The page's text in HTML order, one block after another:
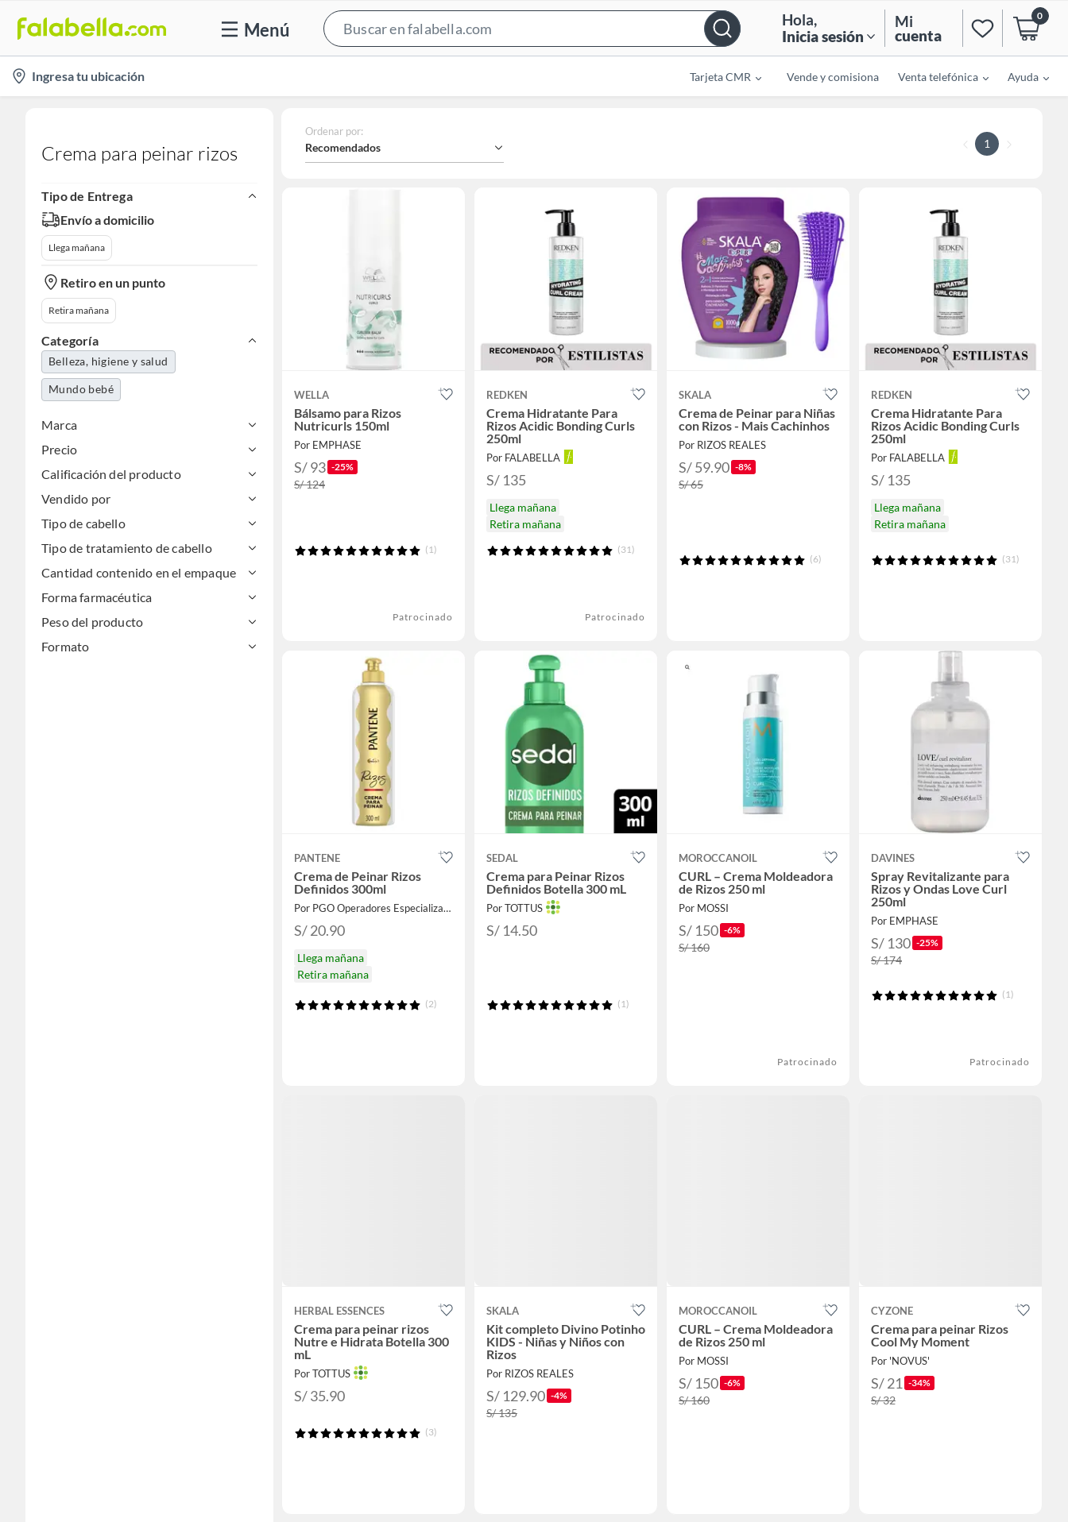
Menú
Bar
Hola,
Inicia sesión
Mi
cuenta
0
location-
icon
Ingresa tu ubicación Tarjeta CMR Vende y comisiona Venta telefónica Ayuda
Crema para peinar rizos
Tipo de Entrega
Envío a domicilio
Llega mañana
Retiro en un punto
Retira mañana
Categoría
Belleza, higiene y salud
Mundo bebé
Marca
Precio
Calificación del producto
Vendido por
Tipo de cabello
Tipo de tratamiento de cabello
Cantidad contenido en el empaque
Forma farmacéutica
Peso del producto
Formato
Ordenar por:
Recomendados 1
WELLA
Bálsamo para Rizos
Nutricurls 150ml
Por EMPHASE
S/ 93 -25%
S/ 124
(1)
Patrocinado
REDKEN
Crema Hidratante Para
Rizos Acidic Bonding Curls
250ml
Por FALABELLA
S/ 135
Llega mañana
Retira mañana
(31)
Patrocinado
SKALA
Crema de Peinar para Niñas
con Rizos - Mais Cachinhos
Por RIZOS REALES
S/ 59.90 -8%
S/ 65
(6)
REDKEN
Crema Hidratante Para
Rizos Acidic Bonding Curls
250ml
Por FALABELLA
S/ 135
Llega mañana
Retira mañana
(31)
PANTENE
Crema de Peinar Rizos
Definidos 300ml
Por PGO Operadores Especializados
S/ 20.90
Llega mañana
Retira mañana
(2)
SEDAL
Crema para Peinar Rizos
Definidos Botella 300 mL
Por TOTTUS
S/ 14.50
(1)
MOROCCANOIL
CURL – Crema Moldeadora
de Rizos 250 ml
Por MOSSI
S/ 150 -6%
S/ 160
Patrocinado
DAVINES
Spray Revitalizante para
Rizos y Ondas Love Curl
250ml
Por EMPHASE
S/ 130 -25%
S/ 174
(1)
Patrocinado
HERBAL ESSENCES
Crema para peinar rizos
Nutre e Hidrata Botella 300
mL
Por TOTTUS
S/ 35.90
(3)
SKALA
Kit completo Divino Potinho
KIDS - Niñas y Niños con
Rizos
Por RIZOS REALES
S/ 129.90 -4%
S/ 135
MOROCCANOIL
CURL – Crema Moldeadora
de Rizos 250 ml
Por MOSSI
S/ 150 -6%
S/ 160
CYZONE
Crema para peinar Rizos
Cool My Moment
Por 'NOVUS'
S/ 21 -34%
S/ 32